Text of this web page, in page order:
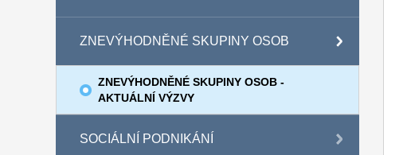
ZNEVÝHODNĚNÉ SKUPINY OSOB
ZNEVÝHODNĚNÉ SKUPINY OSOB -
AKTUÁLNÍ VÝZVY
SOCIÁLNÍ PODNIKÁNÍ